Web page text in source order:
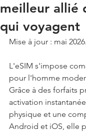
meilleur allié
qui voyagent
Mise à jour : mai 2026.
L'eSIM s'impose
pour l'homme
Grâce à des forfaits
activation
physique et une
Android et iOS, elle